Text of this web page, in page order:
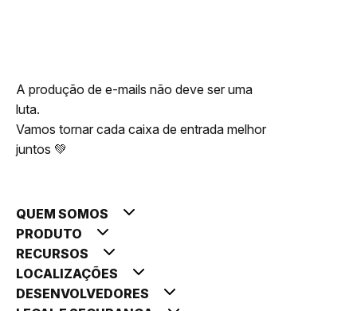
A produção de e-mails não deve ser uma
luta.
Vamos tornar cada caixa de entrada melhor
juntos 💚
QUEM SOMOS
PRODUTO
RECURSOS
LOCALIZAÇÕES
DESENVOLVEDORES